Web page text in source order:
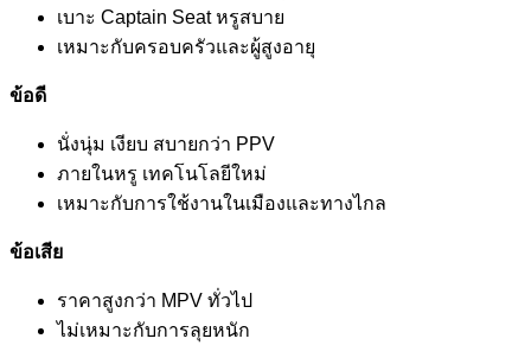
เบาะ Captain Seat หรูสบาย
เหมาะกับครอบครัวและผู้สูงอายุ
ข้อดี
นั่งนุ่ม เงียบ สบายกว่า PPV
ภายในหรู เทคโนโลยีใหม่
เหมาะกับการใช้งานในเมืองและทางไกล
ข้อเสีย
ราคาสูงกว่า MPV ทั่วไป
ไม่เหมาะกับการลุยหนัก